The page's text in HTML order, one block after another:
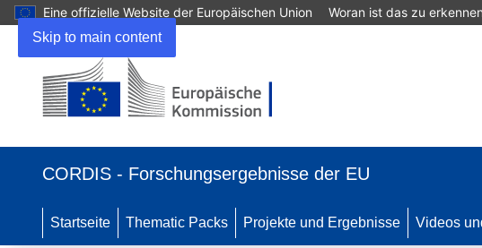
Skip to main content
Eine offizielle Website der Europäischen Union Woran ist das zu
neuem
CORDIS - Forschungsergebnisse der EU
Startseite Thematic Packs Projekte und Ergebnisse Videos